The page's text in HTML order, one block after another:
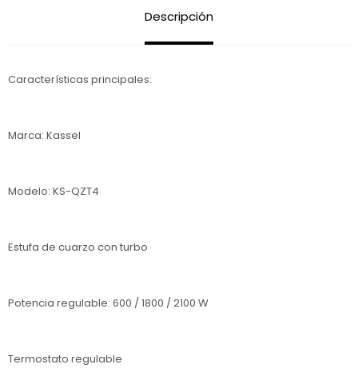
Descripción
Características principales:
Marca: Kassel
Modelo: KS-QZT4
Estufa de cuarzo con turbo
Potencia regulable: 600 / 1800 / 2100 W
Termostato regulable